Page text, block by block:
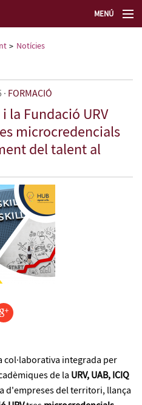
MENÚ
Notícies
· FORMACIÓ
la Fundació URV
microcredencials
del talent al
col·laborativa integrada per
de la URV, UAB, ICIQ
d'empreses del territori, llança